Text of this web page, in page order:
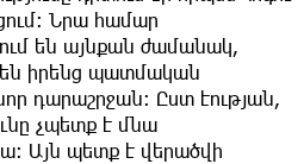
Նրա համար
են այնքան ժամանակ,
իրենց պատմական
դարաշրջան։ Ըստ էության,
չպետք է մնա
Այն պետք է վերածվի